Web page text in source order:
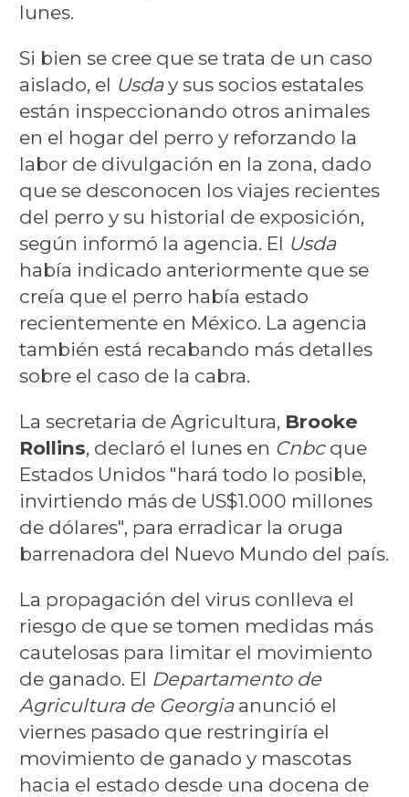
lunes.
Si bien se cree que se trata de un caso
aislado, el Usday sus socios estatales
están inspeccionando otros animales
en el hogar del perro y reforzando la
labor de divulgación en la zona, dado
que se desconocen los viajes recientes
del perro y su historial de exposición,
según informó la agencia. El Usda
había indicado anteriormente que se
creía que el perro había estado
recientemente en México. La agencia
también está recabando más detalles
sobre el caso de la cabra.
La secretaria de Agricultura, Brooke
Rollins, declaró el lunes en Cnbcque
Estados Unidos "hará todo lo posible,
invirtiendo más de US$1.000 millones
de dólares", para erradicar la oruga
barrenadora del Nuevo Mundo del país.
La propagación del virus conlleva el
riesgo de que se tomen medidas más
cautelosas para limitar el movimiento
de ganado. El Departamento de
Agricultura de Georgiaanunció el
viernes pasado que restringiría el
movimiento de ganado y mascotas
hacia el estado desde una docena de